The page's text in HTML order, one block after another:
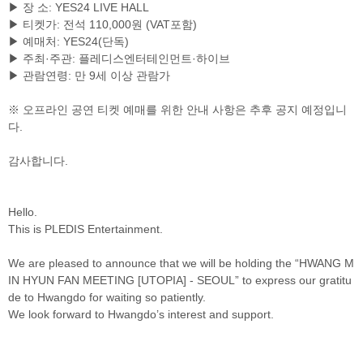
▶ 장 소: YES24 LIVE HALL
▶ 티켓가: 전석 110,000원 (VAT포함)
▶ 예매처: YES24(단독)
▶ 주최·주관: 플레디스엔터테인먼트·하이브
▶ 관람연령: 만 9세 이상 관람가
※ 오프라인 공연 티켓 예매를 위한 안내 사항은 추후 공지 예정입니
다.
감사합니다.
Hello.
This is PLEDIS Entertainment.
We are pleased to announce that we will be holding the “HWANG M
IN HYUN FAN MEETING [UTOPIA] - SEOUL” to express our gratitu
de to Hwangdo for waiting so patiently.
We look forward to Hwangdo’s interest and support.